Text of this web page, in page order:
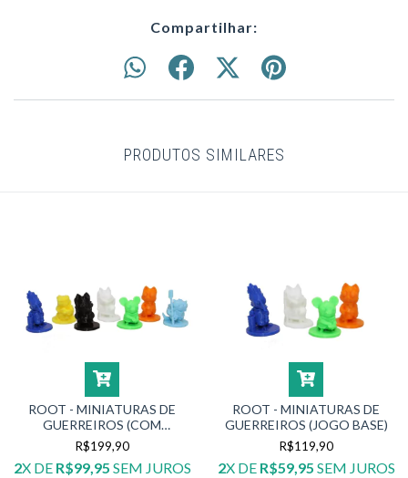
Compartilhar:
PRODUTOS SIMILARES
ROOT - MINIATURAS DE
GUERREIROS (COM
EXPANSÃO RIBEIRINHOS)
R$199,90
2X DE R$99,95 SEM JUROS
ROOT - MINIATURAS DE
GUERREIROS (JOGO BASE)
R$119,90
2X DE R$59,95 SEM JUROS